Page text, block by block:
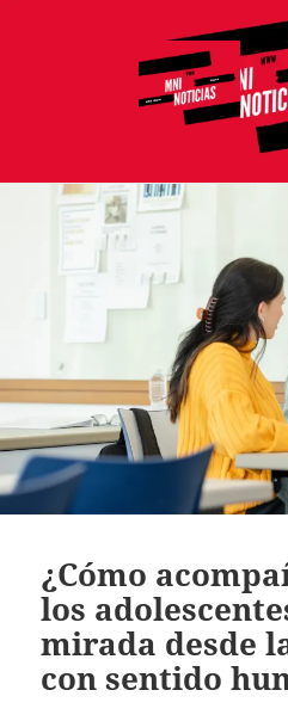
¿Cómo
los
mirada desde
con sentido